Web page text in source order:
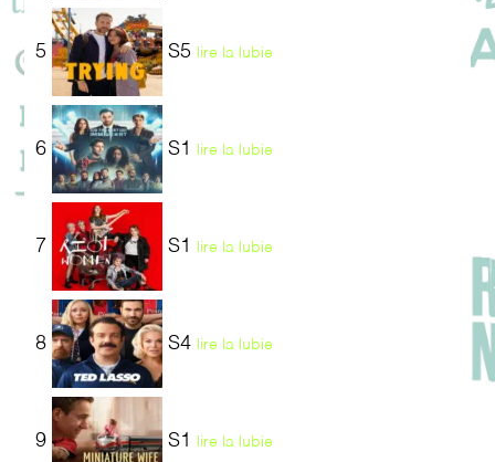
5 S5 lire la lubie
6 S1 lire la lubie
7 S1 lire la lubie
8 S4 lire la lubie
9 S1 lire la lubie